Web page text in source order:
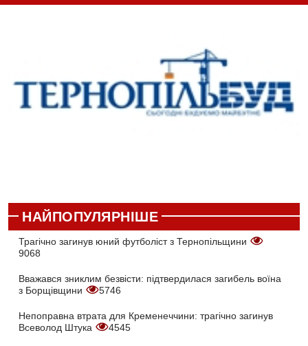
НАЙПОПУЛЯРНІШЕ
Трагічно загинув юний футболіст з Тернопільщини
9068
Вважався зниклим безвісти: підтвердилася загибель воїна
з Борщівщини
5746
Непоправна втрата для Кременеччини: трагічно загинув
Всеволод Штука
4545